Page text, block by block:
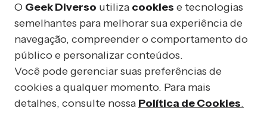
O Geek Diverso utiliza cookies e tecnologias
semelhantes para melhorar sua experiência de
navegação, compreender o comportamento do
público e personalizar conteúdos.
Você pode gerenciar suas preferências de
cookies a qualquer momento. Para mais
detalhes, consulte nossa Política de Cookies.